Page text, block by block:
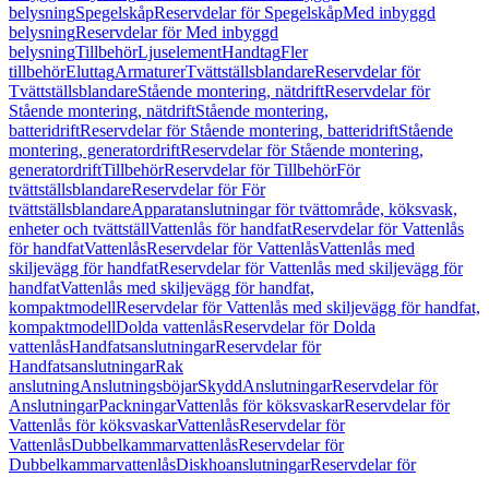
belysningSpegelskåpReservdelar för SpegelskåpMed inbyggd
belysningReservdelar för Med inbyggd
belysningTillbehörLjuselementHandtagFler
tillbehörEluttagArmaturerTvättställsblandareReservdelar för
TvättställsblandareStående montering, nätdriftReservdelar för
Stående montering, nätdriftStående montering,
batteridriftReservdelar för Stående montering, batteridriftStående
montering, generatordriftReservdelar för Stående montering,
generatordriftTillbehörReservdelar för TillbehörFör
tvättställsblandareReservdelar för För
tvättställsblandareApparatanslutningar för tvättområde, köksvask,
enheter och tvättställVattenlås för handfatReservdelar för Vattenlås
för handfatVattenlåsReservdelar för VattenlåsVattenlås med
skiljevägg för handfatReservdelar för Vattenlås med skiljevägg för
handfatVattenlås med skiljevägg för handfat,
kompaktmodellReservdelar för Vattenlås med skiljevägg för handfat,
kompaktmodellDolda vattenlåsReservdelar för Dolda
vattenlåsHandfatsanslutningarReservdelar för
HandfatsanslutningarRak
anslutningAnslutningsböjarSkyddAnslutningarReservdelar för
AnslutningarPackningarVattenlås för köksvaskarReservdelar för
Vattenlås för köksvaskarVattenlåsReservdelar för
VattenlåsDubbelkammarvattenlåsReservdelar för
DubbelkammarvattenlåsDiskhoanslutningarReservdelar för